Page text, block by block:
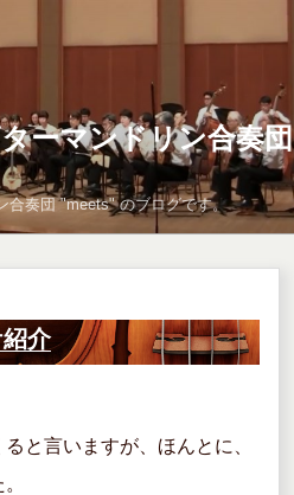
ーマンドリン合奏団
合奏団 "meets" のブログです。
介
と言いますが、ほんとに、